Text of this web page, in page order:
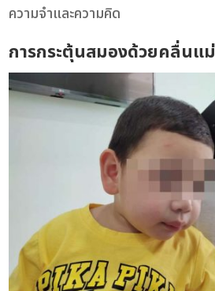
ความจำและความคิด
การกระตุ้นสมองด้วยคลื่นแ